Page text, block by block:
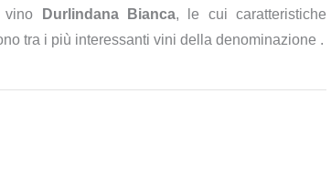
vino Durlindana Bianca, le cui caratteristiche
tra i più interessanti vini della denominazione .